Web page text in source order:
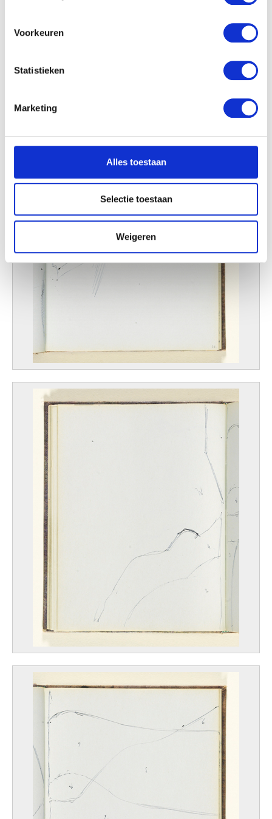
locatie, die tot een paar meter nauwkeurig kan zijn
scannen op specifieke eigenschappen (fingerprinting)
detailgedeeltein.
U kunt uw toestemming op elk moment wijzigen of
We gebruiken cookies om content en advertenties te
personaliseren, om functies voor social media te bieden
en om ons websiteverkeer te analyseren. Ook delen we
informatie over uw gebruik van onze site met onze
partners voor social media, adverteren en analyse. Deze
verzameld op basis van uw gebruik van hun services.
Voorkeuren
Statistieken
Marketing
Alles toestaan
Selectie toestaan
Weigeren